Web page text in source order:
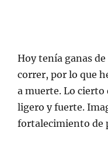
Hoy tenía ganas
correr, por lo que
a muerte. Lo cierto
ligero y fuerte.
fortalecimiento de